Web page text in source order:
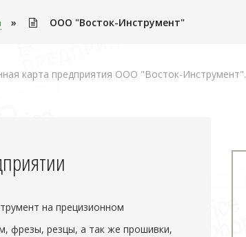
» ООО "Восток-Инструмент"
карта предприятия ООО "Восток-Инструмент".
на прецизионном
фрезы, резцы, а так же прошивки,